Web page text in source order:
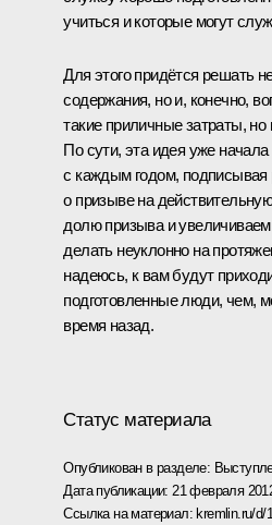
учиться и которые могут
Для этого придётся решать
содержания, но и, конечно,
такие приличные затраты, но
По сути, эта идея уже
с каждым годом,
о призыве на
долю призыва и
делать неуклонно на
надеюсь, к вам будут
подготовленные люди, чем,
время назад.
Статус материала
Опубликован в разделе:
Дата публикации: 21 февраля
Ссылка на материал: kremlin.ru/d/